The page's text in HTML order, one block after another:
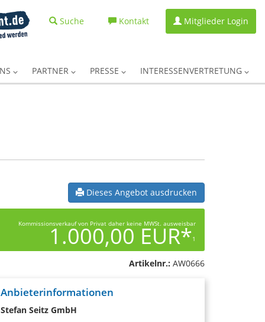
Suche Kontakt Mitglieder Login
PARTNER PRESSE INTERESSENVERTRETUNG
Dieses Angebot ausdrucken
Kommissionsverkauf von Privat daher keine MWSt. ausweisbar
1.000,00 EUR*1
Artikelnr.: AW0666
Anbieterinformationen
Stefan Seitz GmbH